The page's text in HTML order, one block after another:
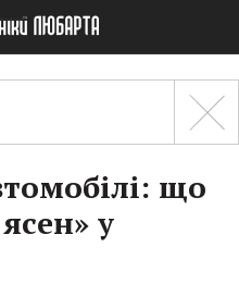
що
у